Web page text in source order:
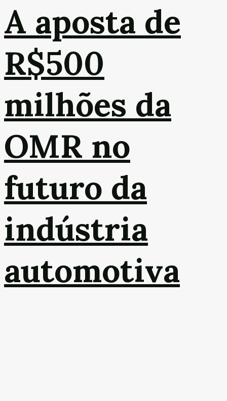
A aposta de
R$500
milhões da
OMR no
futuro da
indústria
automotiva